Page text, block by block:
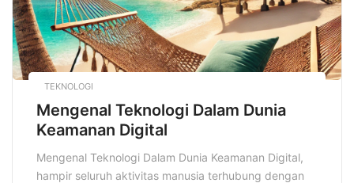
TEKNOLOGI
Mengenal Teknologi Dalam Dunia
Keamanan Digital
Mengenal Teknologi Dalam Dunia Keamanan Digital,
hampir seluruh aktivitas manusia terhubung dengan